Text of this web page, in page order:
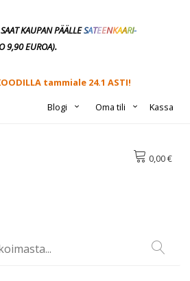
KAUPAN PÄÄLLESATEENKAARI-
9,90EUROA).
tammiale 24.1 ASTI!
Kassa
Oma tili
Blogi
0,00 €